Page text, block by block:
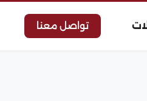
تواصل معنا